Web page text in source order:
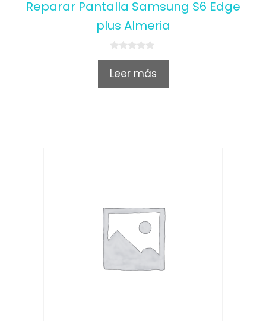
Reparar Pantalla Samsung S6 Edge
plus Almeria
0
u
Leer más